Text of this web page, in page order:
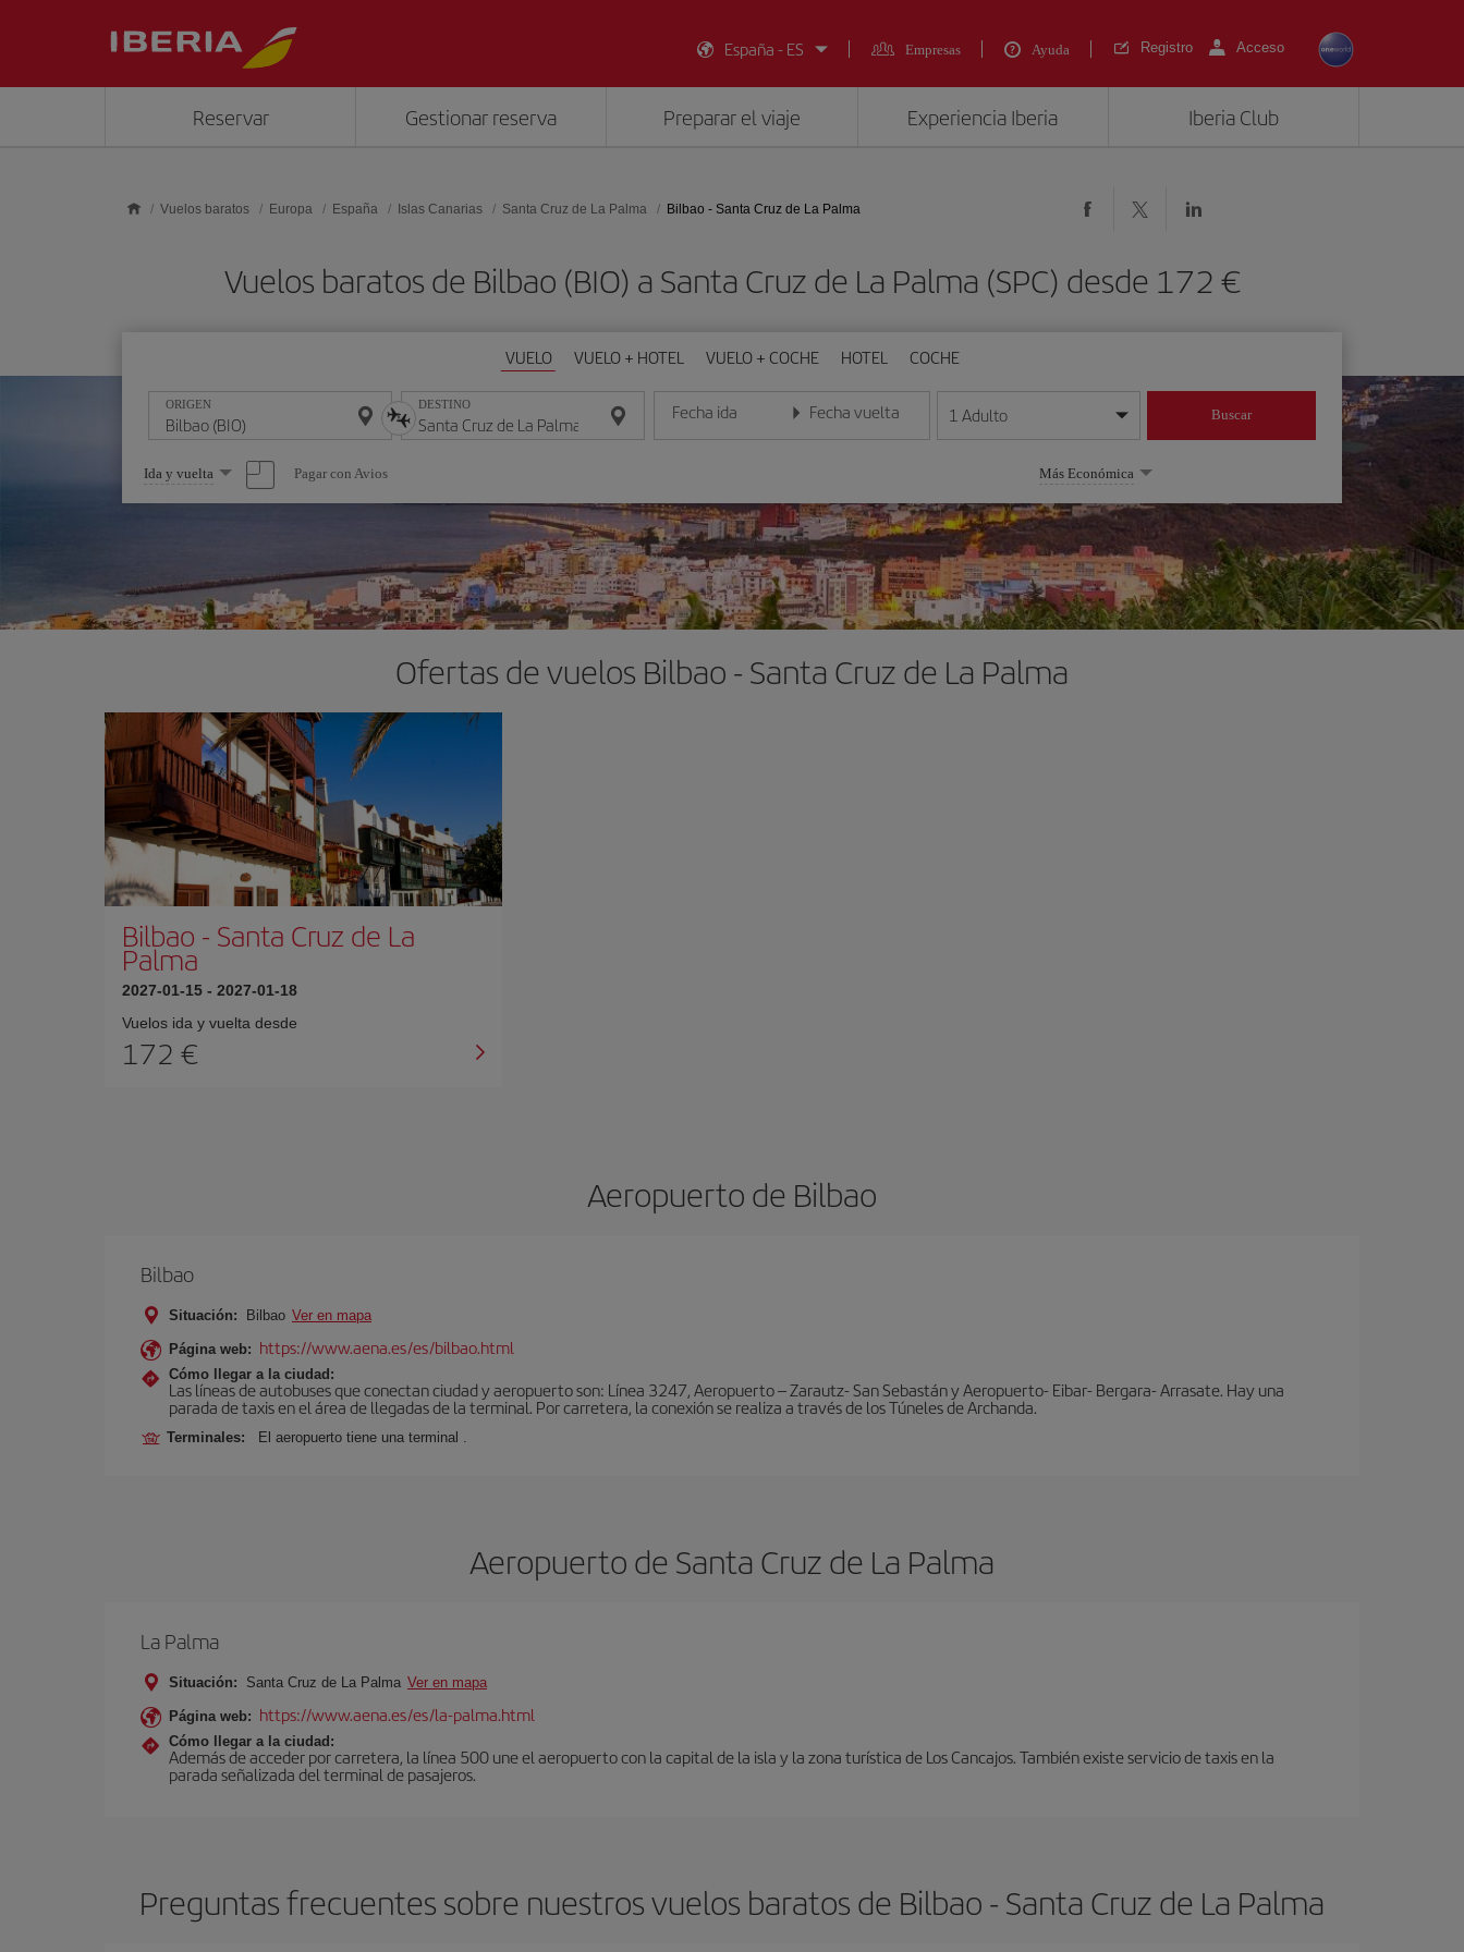
España - ES
Empresas Ayuda Registro Acceso
Reservar Gestionar reserva Preparar el viaje Experiencia Iberia Iberia Club
Vuelos baratos Europa España Islas Canarias Santa Cruz de La Palma Bilbao - Santa Cruz de La Palma
Vuelos baratos de Bilbao (BIO) a Santa Cruz de La Palma (SPC) desde 172 €
VUELO VUELO + HOTEL VUELO + COCHE HOTEL COCHE
ORIGEN DESTINO Fecha ida
Introduce la fecha en formato día/mes/año
Fecha vuelta
Introduce la fecha en formato día/mes/año
1 Adulto Buscar
Seleccione
una
opción
Ida y vuelta Pagar con Avios Más Económica
Ofertas de vuelos Bilbao - Santa Cruz de La Palma
Bilbao - Santa Cruz de La
Palma
2027-01-15 - 2027-01-18
Vuelos ida y vuelta desde
172 €
Aeropuerto de Bilbao
Bilbao
Situación: Bilbao Ver en mapa
Página web: https://www.aena.es/es/bilbao.html
Cómo llegar a la ciudad:
Las líneas de autobuses que conectan ciudad y aeropuerto son: Línea 3247, Aeropuerto – Zarautz- San Sebastán y Aeropuerto- Eibar- Bergara- Arrasate. Hay una
parada de taxis en el área de llegadas de la terminal. Por carretera, la conexión se realiza a través de los Túneles de Archanda.
Terminales: El aeropuerto tiene una terminal .
Aeropuerto de Santa Cruz de La Palma
La Palma
Situación: Santa Cruz de La Palma Ver en mapa
Página web: https://www.aena.es/es/la-palma.html
Cómo llegar a la ciudad:
Además de acceder por carretera, la línea 500 une el aeropuerto con la capital de la isla y la zona turística de Los Cancajos. También existe servicio de taxis en la
parada señalizada del terminal de pasajeros.
Preguntas frecuentes sobre nuestros vuelos baratos de Bilbao - Santa Cruz de La Palma